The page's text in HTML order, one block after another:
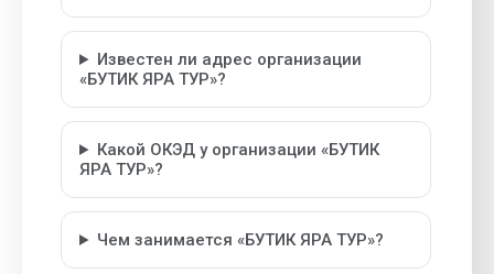
Известен ли адрес организации
«БУТИК ЯРА ТУР»?
Какой ОКЭД у организации «БУТИК
ЯРА ТУР»?
Чем занимается «БУТИК ЯРА ТУР»?